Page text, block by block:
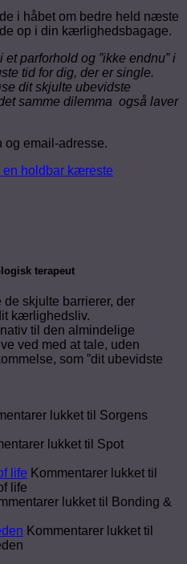
i håbet om bedre held næste
op i din kærlighedsbagage.
parforhold og ”ikke endnu” i
tid for dig, der er single.
dit skjulte ubevidste
samme dilemma også laver
og email-adresse.
en holdbar kæreste
terapeut
skjulte barrierer, der
kærlighedsliv.
til den almindelige
ved med at tale, uden
som ”dit ubevidste
lukket til Sorgens
lukket til Spot
life Kommentarer lukket til
life
lukket til Bonding &
Kommentarer lukket til